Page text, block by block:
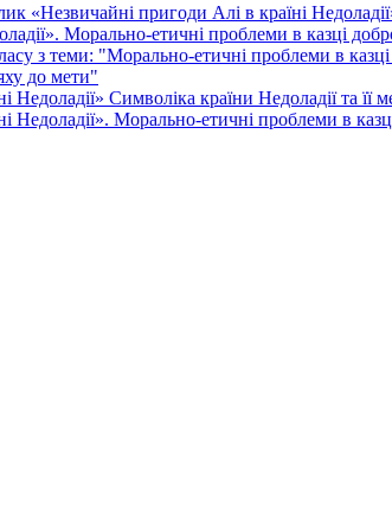
«Незвичайні пригоди Алі в країні
Морально-етичні проблеми в казці
з теми: "Морально-етичні проблеми в
до мети"
Символіка країни Недоладії та її
Морально-етичні проблеми в